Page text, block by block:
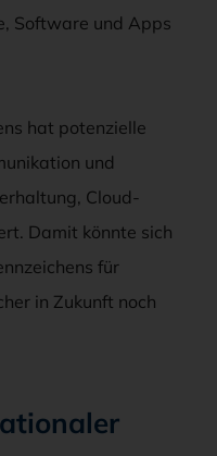
Software und Apps
hat potenzielle
und
Cloud-
Damit könnte sich
für
in Zukunft noch